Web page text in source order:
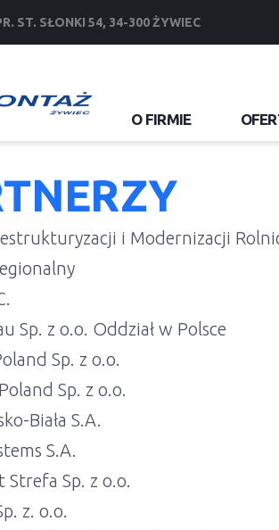
ST. SŁONKI 54, 34-300 ŻYWIEC
O FIRMIE
i Modernizacji
Sp. z o.o. Oddział w Polsce
Sp. z o.o.
Sp. z o.o.
Biała S.A.
S.A.
Sp. z o.o.
z. o.o.